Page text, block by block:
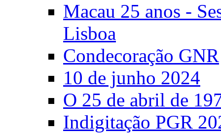
Macau 25 anos -
Lisboa
Condecoração GNR
10 de junho 2024
O 25 de abril de
Indigitação PGR